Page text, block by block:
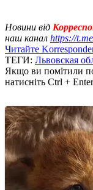
Новини від
наш канал https://
Читайте
ТЕГИ: Львовская
Якщо ви помітили
натисніть Ctrl +